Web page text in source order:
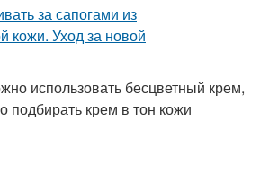
использовать бесцветный крем,
подбирать крем в тон кожи